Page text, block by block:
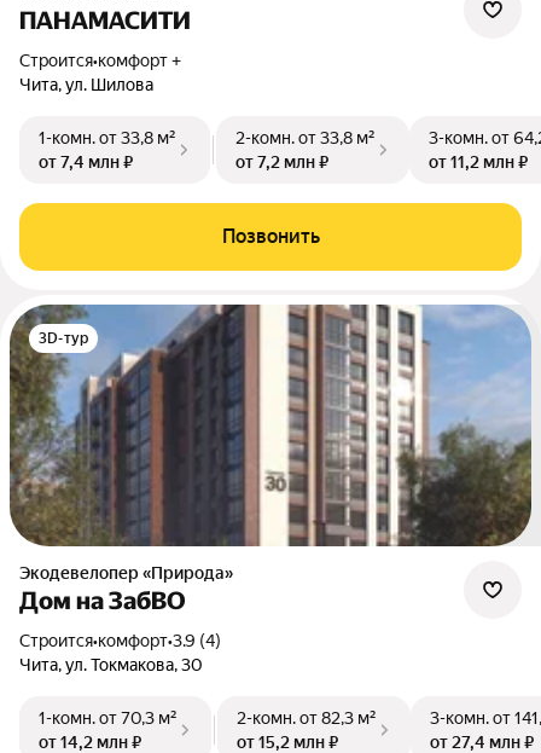
ПАНАМАСИТИ
Строится•комфорт +
Чита, ул. Шилова
1-комн.от 33,8 м²
от 7,4 млн ₽
2-комн.от 33,8 м²
от 7,2 млн ₽
3-комн.от
от 11,2 млн ₽
Позвонить
3D-тур
Экодевелопер «Природа»
Дом на ЗабВО
Строится•комфорт•3.9 (4)
Чита, ул. Токмакова, 30
1-комн.от 70,3 м²
от 14,2 млн ₽
2-комн.от 82,3 м²
от 15,2 млн ₽
3-комн.от
от 27,4 млн ₽